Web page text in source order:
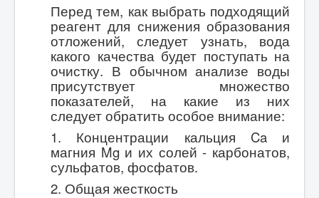
Перед тем, как выбрать подходящий
реагент для снижения образования
отложений, следует узнать, вода
какого качества будет поступать на
очистку. В обычном анализе воды
присутствует множество
показателей, на какие из них
следует обратить особое внимание:
1. Концентрации кальция Ca и
магния Mg и их солей - карбонатов,
сульфатов, фосфатов.
2. Общая жесткость